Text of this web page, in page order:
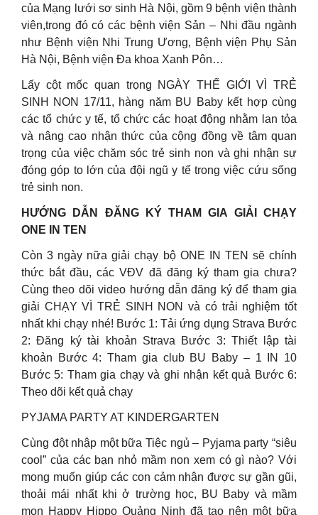
của Mạng lưới sơ sinh Hà Nội, gồm 9 bệnh viện thành
viên,trong đó có các bệnh viện Sản – Nhi đầu ngành
như Bệnh viện Nhi Trung Ương, Bệnh viện Phụ Sản
Hà Nội, Bệnh viện Đa khoa Xanh Pôn…
Lấy cột mốc quan trọng NGÀY THẾ GIỚI VÌ TRẺ
SINH NON 17/11, hàng năm BU Baby kết hợp cùng
các tổ chức y tế, tổ chức các hoạt động nhằm lan tỏa
và nâng cao nhận thức của cộng đồng về tâm quan
trọng của việc chăm sóc trẻ sinh non và ghi nhận sự
đóng góp to lớn của đội ngũ y tế trong việc cứu sống
trẻ sinh non.
HƯỚNG DẪN ĐĂNG KÝ THAM GIA GIẢI CHẠY
ONE IN TEN
Còn 3 ngày nữa giải chạy bộ ONE IN TEN sẽ chính
thức bắt đầu, các VĐV đã đăng ký tham gia chưa?
Cùng theo dõi video hướng dẫn đăng ký để tham gia
giải CHẠY VÌ TRẺ SINH NON và có trải nghiệm tốt
nhất khi chạy nhé! Bước 1: Tải ứng dụng Strava Bước
2: Đăng ký tài khoản Strava Bước 3: Thiết lập tài
khoản Bước 4: Tham gia club BU Baby – 1 IN 10
Bước 5: Tham gia chạy và ghi nhận kết quả Bước 6:
Theo dõi kết quả chạy
PYJAMA PARTY AT KINDERGARTEN
Cùng đột nhập một bữa Tiệc ngủ – Pyjama party “siêu
cool” của các bạn nhỏ mầm non xem có gì nào? Với
mong muốn giúp các con cảm nhận được sự gần gũi,
thoải mái nhất khi ở trường học, BU Baby và mầm
mon Happy Hippo Quảng Ninh đã tạo nên một bữa